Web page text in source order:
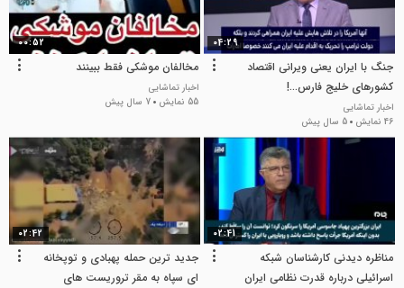
04:29
جنگ با ایران یعنی ویرانی اقتصاد
کشورهای خلیج فارس...!
اخبار تماشایی
46 نمایش
5 سال پیش
00:52
مخالفان موشکی فقط ببینند
اخبار تماشایی
55 نمایش
7 سال پیش
02:41
مناظره دیدنی کارشناسان شبکه
اسرائیلی درباره قدرت نظامی ایران
02:42
جدید ترین حمله پهبادي و توپخانه
اي سپاه به مقر تروريست های